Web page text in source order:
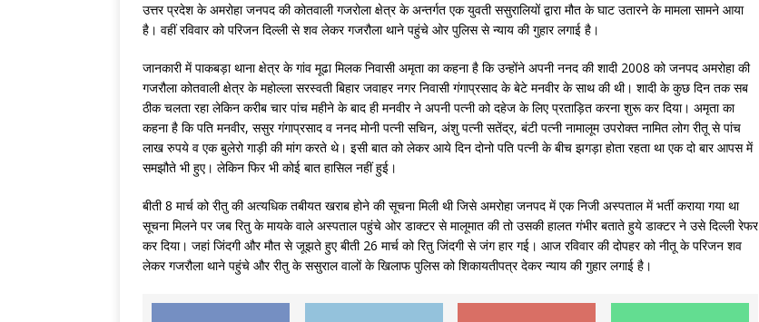
उत्तर प्रदेश के अमरोहा जनपद की कोतवाली गजरोला क्षेत्र के अन्तर्गत एक युवती ससुरालियों द्वारा मौत के घाट उतारने के मामला सामने आया
है। वहीं रविवार को परिजन दिल्ली से शव लेकर गजरौला थाने पहुंचे ओर पुलिस से न्याय की गुहार लगाई है।
जानकारी में पाकबड़ा थाना क्षेत्र के गांव मूढा मिलक निवासी अमृता का कहना है कि उन्होंने अपनी ननद की शादी 2008 को जनपद अमरोहा की
गजरौला कोतवाली क्षेत्र के महोल्ला सरस्वती बिहार जवाहर नगर निवासी गंगाप्रसाद के बेटे मनवीर के साथ की थी। शादी के कुछ दिन तक सब
ठीक चलता रहा लेकिन करीब चार पांच महीने के बाद ही मनवीर ने अपनी पत्नी को दहेज के लिए प्रताड़ित करना शुरू कर दिया। अमृता का
कहना है कि पति मनवीर, ससुर गंगाप्रसाद व ननद मोनी पत्नी सचिन, अंशु पत्नी सतेंद्र, बंटी पत्नी नामालूम उपरोक्त नामित लोग रीतू से पांच
लाख रुपये व एक बुलेरो गाड़ी की मांग करते थे। इसी बात को लेकर आये दिन दोनो पति पत्नी के बीच झगड़ा होता रहता था एक दो बार आपस में
समझौते भी हुए। लेकिन फिर भी कोई बात हासिल नहीं हुई।
बीती 8 मार्च को रीतु की अत्यधिक तबीयत खराब होने की सूचना मिली थी जिसे अमरोहा जनपद में एक निजी अस्पताल में भर्ती कराया गया था
सूचना मिलने पर जब रितु के मायके वाले अस्पताल पहुंचे ओर डाक्टर से मालूमात की तो उसकी हालत गंभीर बताते हुये डाक्टर ने उसे दिल्ली रेफर
कर दिया। जहां जिंदगी और मौत से जूझते हुए बीती 26 मार्च को रितु जिंदगी से जंग हार गई। आज रविवार की दोपहर को नीतू के परिजन शव
लेकर गजरौला थाने पहुंचे और रीतु के ससुराल वालों के खिलाफ पुलिस को शिकायतीपत्र देकर न्याय की गुहार लगाई है।